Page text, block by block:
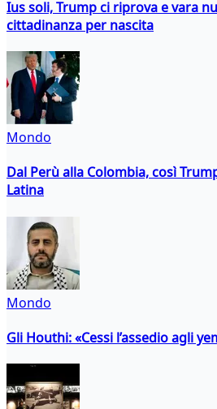
Ius soli, Trump ci riprova e vara
cittadinanza per nascita
Mondo
Dal Perù alla Colombia, così
Latina
Mondo
Gli Houthi: «Cessi l’assedio agli